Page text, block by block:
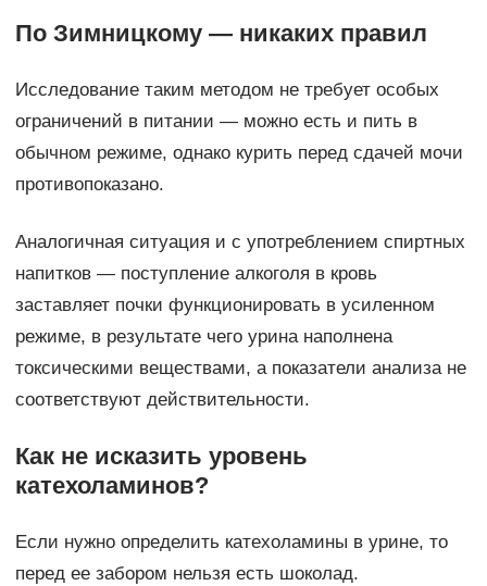
По Зимницкому — никаких правил
Исследование таким методом не требует особых
ограничений в питании — можно есть и пить в
обычном режиме, однако курить перед сдачей мочи
противопоказано.
Аналогичная ситуация и с употреблением спиртных
напитков — поступление алкоголя в кровь
заставляет почки функционировать в усиленном
режиме, в результате чего урина наполнена
токсическими веществами, а показатели анализа не
соответствуют действительности.
Как не исказить уровень
катехоламинов?
Если нужно определить катехоламины в урине, то
перед ее забором нельзя есть шоколад.